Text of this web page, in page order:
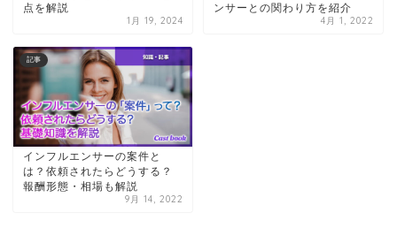
点を解説
1月 19, 2024
ンサーとの関わり方を紹介
4月 1, 2022
記事
インフルエンサーの案件と
は？依頼されたらどうする？
報酬形態・相場も解説
9月 14, 2022